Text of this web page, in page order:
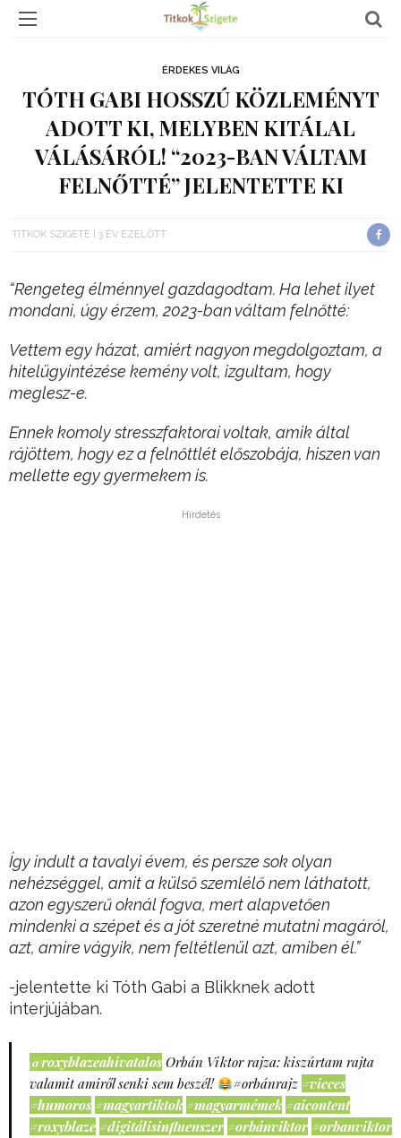
ÉRDEKES VILÁG
TÓTH GABI HOSSZÚ KÖZLEMÉNYT
ADOTT KI, MELYBEN KITÁLAL
VÁLÁSÁRÓL! “2023-BAN VÁLTAM
FELNŐTTÉ” JELENTETTE KI
TITKOK SZIGETE 3 ÉV EZELŐTT
“Rengeteg élménnyel gazdagodtam. Ha lehet ilyet
mondani, úgy érzem, 2023-ban váltam felnőtté:
Vettem egy házat, amiért nagyon megdolgoztam, a
hitelügyintézése kemény volt, izgultam, hogy
meglesz-e.
Ennek komoly stresszfaktorai voltak, amik által
rájöttem, hogy ez a felnőttlét előszobája, hiszen van
mellette egy gyermekem is.
Hirdetés
Így indult a tavalyi évem, és persze sok olyan
nehézséggel, amit a külső szemlélő nem láthatott,
azon egyszerű oknál fogva, mert alapvetően
mindenki a szépet és a jót szeretné mutatni magáról,
azt, amire vágyik, nem feltétlenül azt, amiben él.”
-jelentette ki Tóth Gabi a Blikknek adott
interjújában.
@roxyblazeahivatalos Orbán Viktor rajza: kiszúrtam rajta
valamit amiről senki sem beszél!
#orbánrajz #vicces
#humoros #magyartiktok #magyarmémek #aicontent
#roxyblaze #digitálisinfluenszer #orbánviktor #orbanviktor